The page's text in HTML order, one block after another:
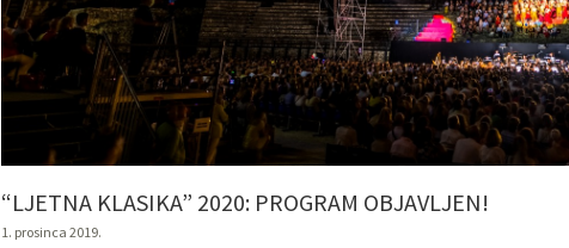
“LJETNA KLASIKA” 2020: PROGRAM OBJAVLJEN!
1. prosinca 2019.